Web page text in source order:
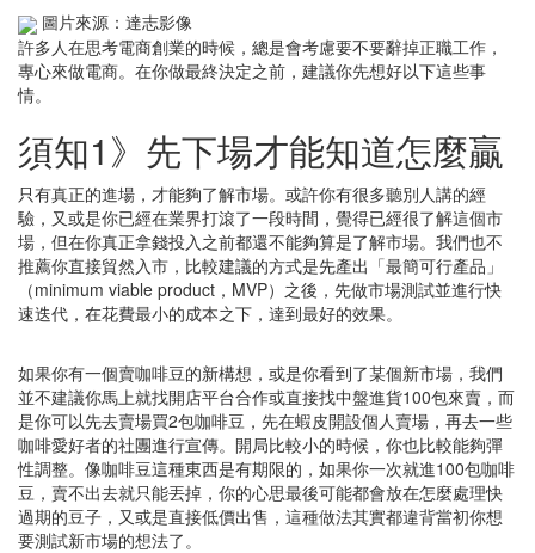
圖片來源：達志影像
許多人在思考電商創業的時候，總是會考慮要不要辭掉正職工作，
專心來做電商。在你做最終決定之前，建議你先想好以下這些事
情。
須知1》先下場才能知道怎麼贏
只有真正的進場，才能夠了解市場。或許你有很多聽別人講的經
驗，又或是你已經在業界打滾了一段時間，覺得已經很了解這個市
場，但在你真正拿錢投入之前都還不能夠算是了解市場。我們也不
推薦你直接貿然入市，比較建議的方式是先產出「最簡可行產品」
（minimum viable product，MVP）之後，先做市場測試並進行快
速迭代，在花費最小的成本之下，達到最好的效果。
如果你有一個賣咖啡豆的新構想，或是你看到了某個新市場，我們
並不建議你馬上就找開店平台合作或直接找中盤進貨100包來賣，而
是你可以先去賣場買2包咖啡豆，先在蝦皮開設個人賣場，再去一些
咖啡愛好者的社團進行宣傳。開局比較小的時候，你也比較能夠彈
性調整。像咖啡豆這種東西是有期限的，如果你一次就進100包咖啡
豆，賣不出去就只能丟掉，你的心思最後可能都會放在怎麼處理快
過期的豆子，又或是直接低價出售，這種做法其實都違背當初你想
要測試新市場的想法了。